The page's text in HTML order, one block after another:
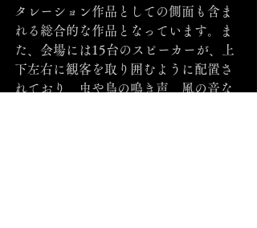
タレーション作品としての側面も含ま
れる総合的な作品となっています。ま
た、会場には15台のスピーカーが、上
下左右に観客を取り囲むように配置さ
れており、虫や鳥の鳴き声、風の音な